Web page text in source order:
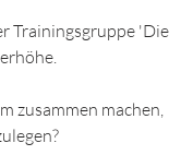
Trainingsgruppe 'Die
zusammen machen,